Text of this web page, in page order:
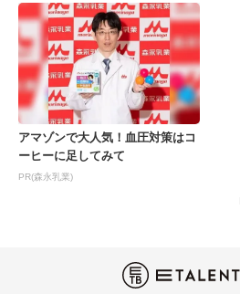
アマゾンで大人気！血圧対策はコ
ーヒーに足してみて
PR(森永乳業)